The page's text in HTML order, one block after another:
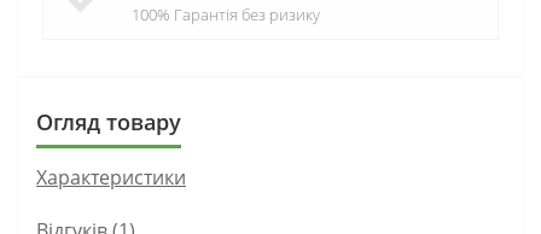
100% Гарантія без ризику
Огляд товару
Характеристики